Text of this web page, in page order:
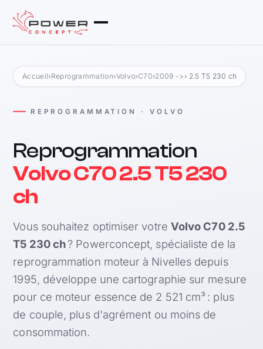
Accueil›Reprogrammation›Volvo›C70›2009 -> › 2.5 T5 230 ch
REPROGRAMMATION · VOLVO
Reprogrammation
Volvo C70 2.5 T5 230
ch
Vous souhaitez optimiser votre Volvo C70 2.5
T5 230 ch? Powerconcept, spécialiste de la
reprogrammation moteur à Nivelles depuis
1995, développe une cartographie sur mesure
pour ce moteur essence de 2 521 cm³ : plus
de couple, plus d'agrément ou moins de
consommation.